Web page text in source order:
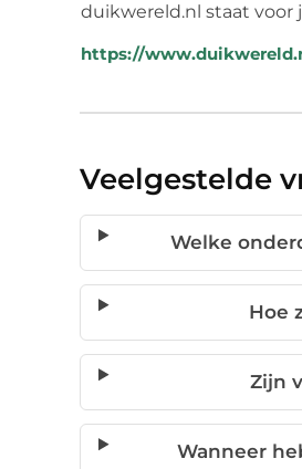
duikwereld.nl staat voor
https://
Veelgestelde
Welke
Hoe
Zijn
Wanneer